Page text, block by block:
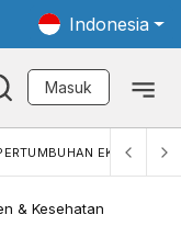
Indonesia
Masuk
EKONOMI
& Kesehatan